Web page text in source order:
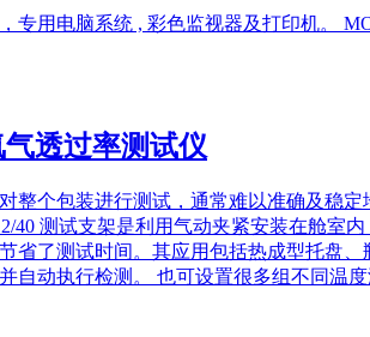
专用电脑系统 , 彩色监视器及打印机。
透过率测试仪
整个包装进行测试，通常难以准确及稳
40 测试支架是利用气动夹紧安装在舱室
省了测试时间。其应用包括热成型托盘
自动执行检测。 也可设置很多组不同温